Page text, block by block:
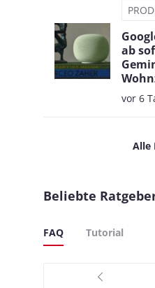
ab
vor 6
Alle
Beliebte
FAQ Tutorial